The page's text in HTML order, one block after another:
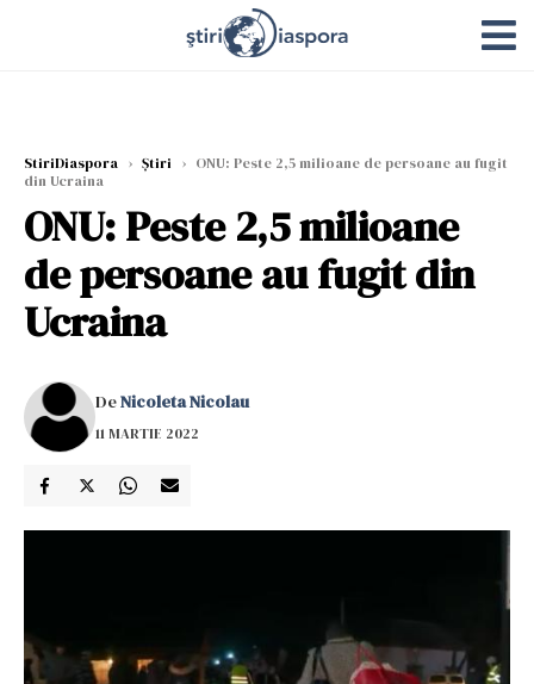
StiriDiaspora › Știri › ONU: Peste 2,5 milioane de persoane au fugit
din Ucraina
ONU: Peste 2,5 milioane
de persoane au fugit din
Ucraina
DeNicoleta Nicolau
11 MARTIE 2022